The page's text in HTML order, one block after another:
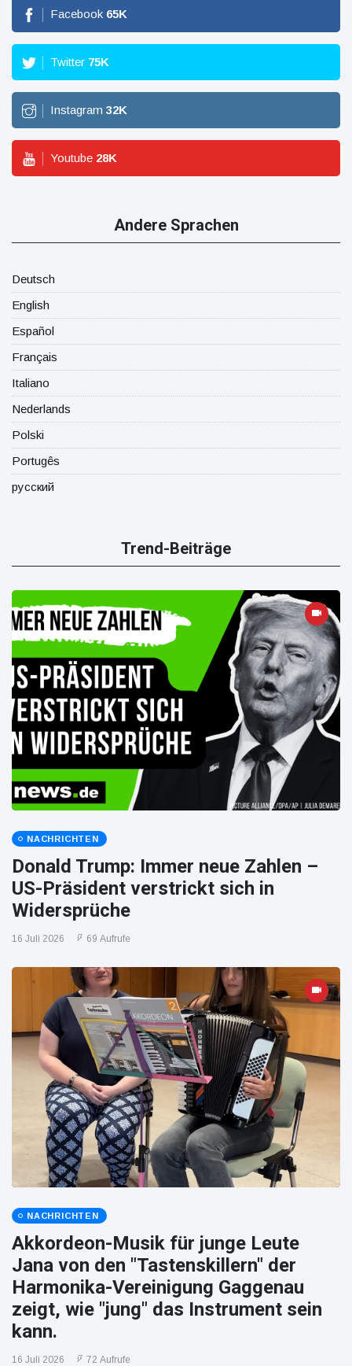
Facebook 65K
Twitter 75K
Instagram 32K
Youtube 28K
Andere Sprachen
Deutsch
English
Español
Français
Italiano
Nederlands
Polski
Portugês
русский
Trend-Beiträge
NACHRICHTEN
Donald Trump: Immer neue Zahlen –
US-Präsident verstrickt sich in
Widersprüche
16 Juli 2026 69 Aufrufe
NACHRICHTEN
Akkordeon-Musik für junge Leute
Jana von den "Tastenskillern" der
Harmonika-Vereinigung Gaggenau
zeigt, wie "jung" das Instrument sein
kann.
16 Juli 2026 72 Aufrufe